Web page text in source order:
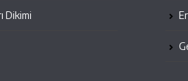
Dikimi